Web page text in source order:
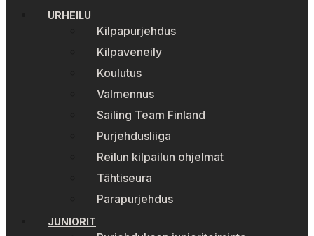
URHEILU
Kilpapurjehdus
Kilpaveneily
Koulutus
Valmennus
Sailing Team Finland
Purjehdusliiga
Reilun kilpailun ohjelmat
Tähtiseura
Parapurjehdus
JUNIORIT